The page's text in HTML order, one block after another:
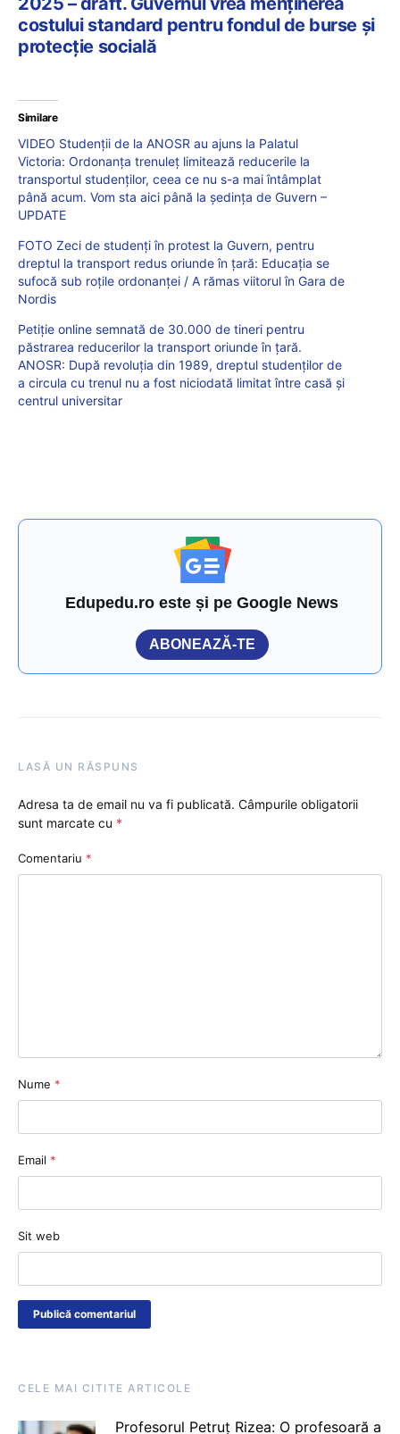
costului standard pentru fondul de burse și
protecție socială
Similare
VIDEO Studenții de la ANOSR au ajuns la Palatul
Victoria: Ordonanța trenuleț limitează reducerile la
transportul studenților, ceea ce nu s-a mai întâmplat
până acum. Vom sta aici până la ședința de Guvern –
UPDATE
FOTO Zeci de studenți în protest la Guvern, pentru
dreptul la transport redus oriunde în țară: Educația se
sufocă sub roțile ordonanței / A rămas viitorul în Gara de
Nordis
Petiție online semnată de 30.000 de tineri pentru
păstrarea reducerilor la transport oriunde în țară.
ANOSR: După revoluția din 1989, dreptul studenților de
a circula cu trenul nu a fost niciodată limitat între casă și
centrul universitar
Edupedu.ro este și pe Google News
ABONEAZĂ-TE
LASĂ UN RĂSPUNS
Adresa ta de email nu va fi publicată. Câmpurile obligatorii
sunt marcate cu *
Comentariu *
Nume *
Email *
Sit web
CELE MAI CITITE ARTICOLE
Profesorul Petruț Rizea: O profesoară a